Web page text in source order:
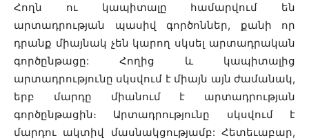
Հողն ու կապիտալը համարվում են
արտադրության պասիվ գործոններ, քանի որ
դրանք միայնակ չեն կարող սկսել արտադրական
գործընթացը: Հողից և կապիտալից
արտադրությունը սկսվում է միայն այն ժամանակ,
երբ մարդը միանում է արտադրության
գործընթացին։ Արտադրությունը սկսվում է
մարդու ակտիվ մասնակցությամբ: Հետեւաբար,